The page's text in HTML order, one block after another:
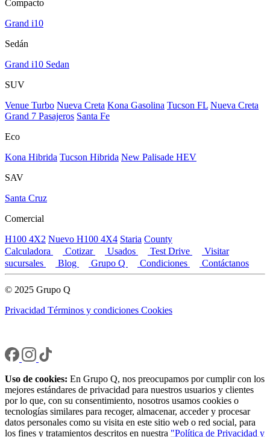
Compacto
Grand i10
Sedán
Grand i10 Sedan
SUV
Venue Turbo Nueva Creta Kona Gasolina Tucson FL Nueva Creta
Grand 7 Pasajeros Santa Fe
Eco
Kona Hibrida Tucson Hibrida New Palisade HEV
SAV
Santa Cruz
Comercial
H100 4X2 Nuevo H100 4X4 Staria County
Calculadora
Cotizar Usados Test Drive
Visitar
sucursales
Blog Grupo Q Condiciones Contáctanos
© 2025 Grupo Q
Privacidad Términos y condiciones Cookies
Uso de cookies: En Grupo Q, nos preocupamos por cumplir con los
mejores estándares de privacidad para nuestros usuarios y clientes
por lo que, con su consentimiento, nosotros usamos cookies o
tecnologías similares para recoger, almacenar, acceder y procesar
datos personales como su visita en este sitio web o red social, para
los fines y tratamientos descritos en nuestra "Política de Privacidad y